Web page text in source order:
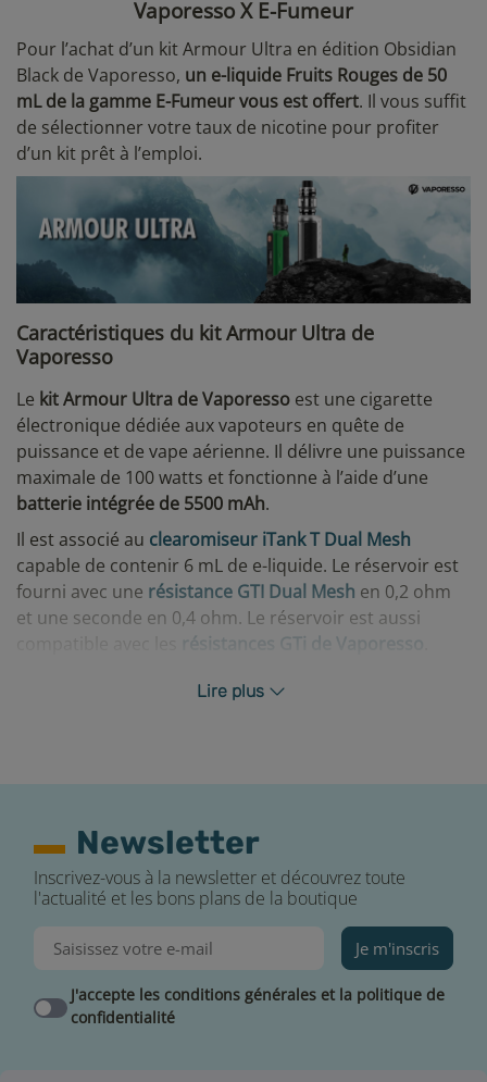
Vaporesso X E-Fumeur
Pour l’achat d’un kit Armour Ultra en édition Obsidian
Black de Vaporesso, un e-liquide Fruits Rouges de 50
mL de la gamme E-Fumeur vous est offert. Il vous suffit
de sélectionner votre taux de nicotine pour profiter
d’un kit prêt à l’emploi.
Caractéristiques du kit Armour Ultra de
Vaporesso
Le kit Armour Ultra de Vaporesso est une cigarette
électronique dédiée aux vapoteurs en quête de
puissance et de vape aérienne. Il délivre une puissance
maximale de 100 watts et fonctionne à l’aide d’une
batterie intégrée de 5500 mAh.
Il est associé au clearomiseur iTank T Dual Mesh
capable de contenir 6 mL de e-liquide. Le réservoir est
fourni avec une résistance GTI Dual Mesh en 0,2 ohm
et une seconde en 0,4 ohm. Le réservoir est aussi
résistances GTi de Vaporesso
Découvrez la fiche descriptive complète du
en avant une recette fruitée dédiée aux amateurs de
fruits rouges. Ce produit est conditionné dans un
flacon plastique de 70 mL et rempli à hauteur de 50 mL
Vous pouvez choisir cet e-liquide en 3 ou 6 mg/mL de
boosters de nicotine Liquideo seront ajoutés à votre
Lire plus
Newsletter
Inscrivez-vous à la newsletter et découvrez toute
l'actualité et les bons plans de la boutique
Je m'inscris
J'accepte les conditions générales et la politique de
confidentialité